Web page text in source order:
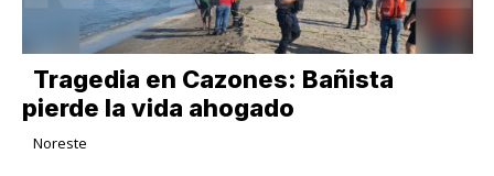
Tragedia en Cazones: Bañista
pierde la vida ahogado
Noreste